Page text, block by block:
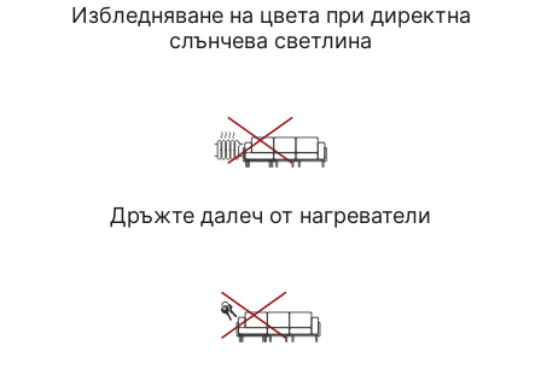
Избледняване на цвета при директна
слънчева светлина
Дръжте далеч от нагреватели